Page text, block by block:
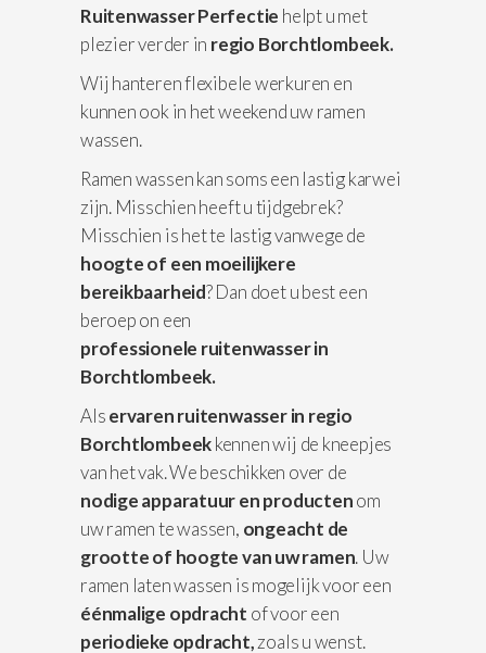
Ruitenwasser Perfectie helpt u met
plezier verder in regio Borchtlombeek.
Wij hanteren flexibele werkuren en
kunnen ook in het weekend uw ramen
wassen.
Ramen wassen kan soms een lastig karwei
zijn. Misschien heeft u tijdgebrek?
Misschien is het te lastig vanwege de
hoogte of een moeilijkere
bereikbaarheid? Dan doet u best een
beroep on een
professionele ruitenwasser in
Borchtlombeek.
Alservaren ruitenwasser in regio
Borchtlombeekkennen wij de kneepjes
van het vak. We beschikken over de
nodige apparatuuren productenom
uw ramen te wassen, ongeacht de
grootte of hoogte van uw ramen. Uw
ramen laten wassen is mogelijk voor een
éénmalige opdracht of voor een
periodieke opdracht,zoals u wenst.